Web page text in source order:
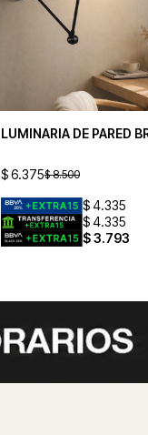
LUMINARIA DE PARED
$6.375$ 8.500
$4.335
$4.335
$3.793